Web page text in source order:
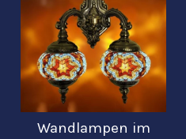
/4 /5
/3
Wandlampen im